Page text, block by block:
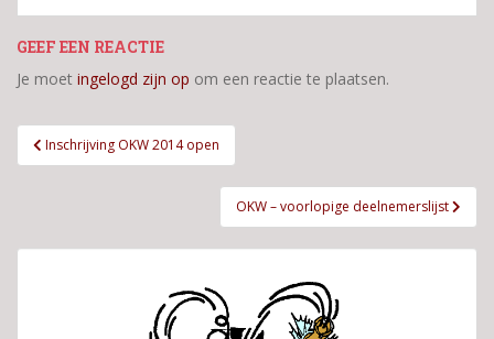
GEEF EEN REACTIE
Je moet ingelogd zijn op om een reactie te plaatsen.
Bericht
navigatie
Inschrijving OKW 2014 open
OKW – voorlopige deelnemerslijst